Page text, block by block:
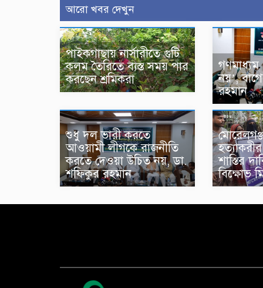
আরো খবর দেখুন
পাইকগাছায় নার্সারীতে গুটি
কলম তৈরিতে ব্যস্ত সময় পার
করছেন শ্রমিকরা
গণমাধ্যম
নয়’,
রহমান
শুধু দল ভারী করতে
আওয়ামী লীগকে রাজনীতি
করতে দেওয়া উচিত নয়, ডা.
শফিকুর রহমান
শাস্তির
বিক্ষোভ